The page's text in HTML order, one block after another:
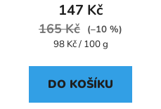
147 Kč
165 Kč
(–10 %)
Měrná
98 Kč / 100 g
DO KOŠÍKU